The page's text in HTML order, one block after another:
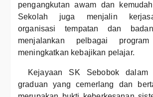
pengangkutan awam dan
Sekolah juga menjalin
organisasi tempatan dan
menjalankan pelbagai
meningkatkan kebajikan pelajar.
Kejayaan SK Sebobok dalam
graduan yang cemerlang dan